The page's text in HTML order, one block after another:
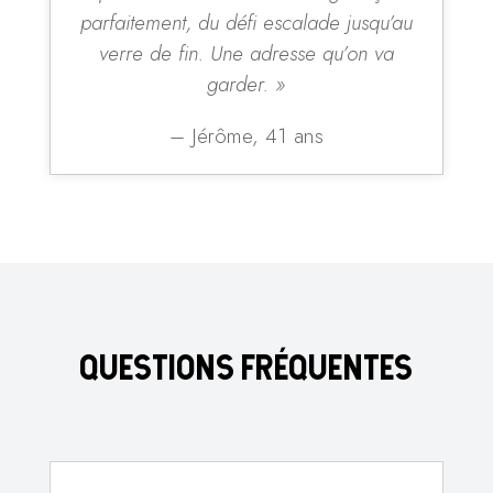
parfaitement, du défi escalade jusqu’au
verre de fin. Une adresse qu’on va
garder. »
– Jérôme, 41 ans
QUESTIONS FRÉQUENTES